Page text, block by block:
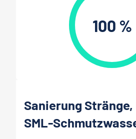
100 %
Sanierung
SML-